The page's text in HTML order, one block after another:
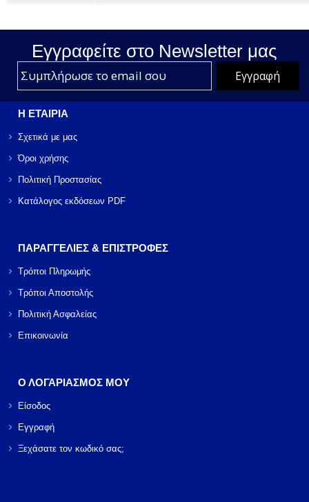
Εγγραφείτε στο Νewsletter μας
Η ΕΤΑΙΡΙΑ
Σχετικά με μας
Όροι χρήσης
Πολιτική Προστασίας
Κατάλογος εκδόσεων PDF
ΠΑΡΑΓΓΕΛΙΕΣ & ΕΠΙΣΤΡΟΦΕΣ
Τρόποι Πληρωμής
Τρόποι Αποστολής
Πολιτική Ασφαλείας
Επικοινωνία
Ο ΛΟΓΑΡΙΑΣΜΟΣ ΜΟΥ
Είσοδος
Εγγραφή
Ξεχάσατε τον κωδικό σας;